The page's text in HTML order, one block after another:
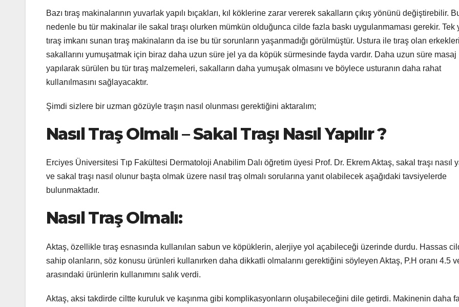
Bazı tıraş makinalarının yuvarlak yapılı bıçakları, kıl köklerine zarar vererek sakalların çıkış yönünü değiştirebilir.
nedenle bu tür makinalar ile sakal tıraşı olurken mümkün olduğunca cilde fazla baskı uygulanmaması gerekir. Tek
tıraş imkanı sunan tıraş makinaların da ise bu tür sorunların yaşanmadığı görülmüştür. Ustura ile tıraş olan
sakallarını yumuşatmak için biraz daha uzun süre jel ya da köpük sürmesinde fayda vardır. Daha uzun süre masaj
yapılarak sürülen bu tür tıraş malzemeleri, sakalların daha yumuşak olmasını ve böylece usturanın daha rahat
kullanılmasını sağlayacaktır.
Şimdi sizlere bir uzman gözüyle traşın nasıl olunması gerektiğini aktaralım;
Nasıl Traş Olmalı–Sakal Traşı Nasıl Yapılır ?
Erciyes Üniversitesi Tıp Fakültesi Dermatoloji Anabilim Dalı öğretim üyesi Prof. Dr. Ekrem Aktaş, sakal traşı nasıl
ve sakal traşı nasıl olunur başta olmak üzere nasıl traş olmalı sorularına yanıt olabilecek aşağıdaki tavsiyelerde
bulunmaktadır.
Nasıl Traş Olmalı:
Aktaş, özellikle tıraş esnasında kullanılan sabun ve köpüklerin, alerjiye yol açabileceği üzerinde durdu. Hassas
sahip olanların, söz konusu ürünleri kullanırken daha dikkatli olmalarını gerektiğini söyleyen Aktaş, P.H oranı 4.5
arasındaki ürünlerin kullanımını salık verdi.
Aktaş, aksi takdirde ciltte kuruluk ve kaşınma gibi komplikasyonların oluşabileceğini dile getirdi. Makinenin daha